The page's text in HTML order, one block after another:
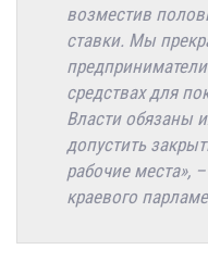
возместив
ставки. Мы
средствах для
Власти обязаны
допустить
рабочие места»,
краевого